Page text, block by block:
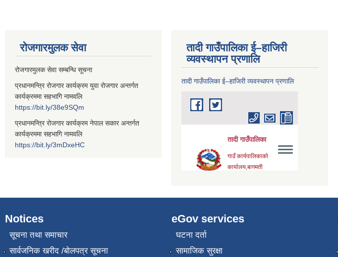
रोजगारमुलक सेवा
रोजगारमुलक सेवा सम्बन्धि सूचना
प्रधानमन्त्रि रोजगार कार्यक्रम युवा रोजगार अन्तर्गत
कार्यक्रममा सहभागि नामवलि
https://bit.ly/38e9SQm
प्रधानमन्त्रि रोजगार कार्यक्रम नेपाल सकार अन्तर्गत
कार्यक्रममा सहभागि नामवलि
https://bit.ly/3mDxeHC
तादी गाउँपालिका ई–हाजिरी
व्यवस्थापन प्रणालि
तादी गाउँपालिका ई–हाजिरी व्यवस्थापन प्रणालि
Notices
सूचना तथा समाचार
सार्वजनिक खरीद /बोलपत्र सूचना
eGov services
घटना दर्ता
सामाजिक सुरक्षा